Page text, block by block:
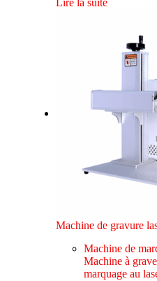
Lire la suite
Machine de gravure
Machine de
Machine à
marquage au